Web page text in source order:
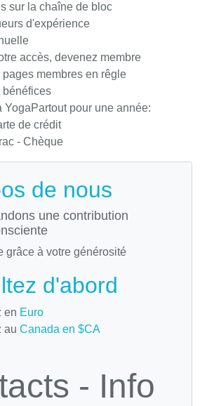
sur la chaîne de bloc
d'expérience
accès, devenez membre
pages membres en rêgle
bénéfices
YogaPartout pour une année:
de crédit
- Chèque
de nous
une contribution
grâce à votre générosité
d'abord
en Euro
au Canada en $CA
- Info